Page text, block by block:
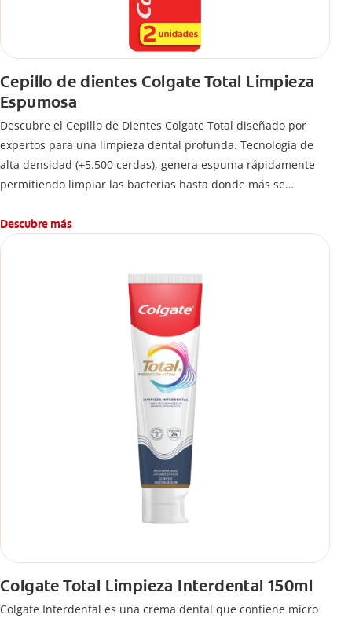
Cepillo de dientes Colgate Total Limpieza
Espumosa
Descubre el Cepillo de Dientes Colgate Total diseñado por
expertos para una limpieza dental profunda. Tecnología de
alta densidad (+5.500 cerdas), genera espuma rápidamente
permitiendo limpiar las bacterias hasta donde más se
Descubre más
Colgate Total Limpieza Interdental 150ml
Colgate Interdental es una crema dental que contiene micro